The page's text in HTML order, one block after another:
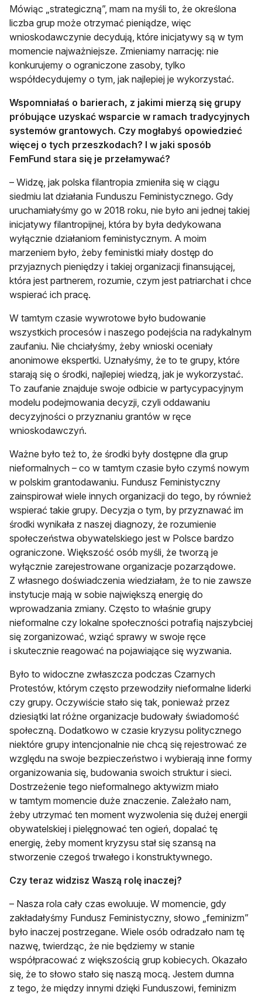
Mówiąc „strategiczną”, mam na myśli to, że określona
liczba grup może otrzymać pieniądze, więc
wnioskodawczynie decydują, które inicjatywy są w tym
momencie najważniejsze. Zmieniamy narrację: nie
konkurujemy o ograniczone zasoby, tylko
współdecydujemy o tym, jak najlepiej je wykorzystać.
Wspomniałaś o barierach, z jakimi mierzą się grupy
próbujące uzyskać wsparcie w ramach tradycyjnych
systemów grantowych. Czy mogłabyś opowiedzieć
więcej o tych przeszkodach? I w jaki sposób
FemFund stara się je przełamywać?
– Widzę, jak polska filantropia zmieniła się w ciągu
siedmiu lat działania Funduszu Feministycznego. Gdy
uruchamiałyśmy go w 2018 roku, nie było ani jednej takiej
inicjatywy filantropijnej, która by była dedykowana
wyłącznie działaniom feministycznym. A moim
marzeniem było, żeby feministki miały dostęp do
przyjaznych pieniędzy i takiej organizacji finansującej,
która jest partnerem, rozumie, czym jest patriarchat i chce
wspierać ich pracę.
W tamtym czasie wywrotowe było budowanie
wszystkich procesów i naszego podejścia na radykalnym
zaufaniu. Nie chciałyśmy, żeby wnioski oceniały
anonimowe ekspertki. Uznałyśmy, że to te grupy, które
starają się o środki, najlepiej wiedzą, jak je wykorzystać.
To zaufanie znajduje swoje odbicie w partycypacyjnym
modelu podejmowania decyzji, czyli oddawaniu
decyzyjności o przyznaniu grantów w ręce
wnioskodawczyń.
Ważne było też to, że środki były dostępne dla grup
nieformalnych – co w tamtym czasie było czymś nowym
w polskim grantodawaniu. Fundusz Feministyczny
zainspirował wiele innych organizacji do tego, by również
wspierać takie grupy. Decyzja o tym, by przyznawać im
środki wynikała z naszej diagnozy, że rozumienie
społeczeństwa obywatelskiego jest w Polsce bardzo
ograniczone. Większość osób myśli, że tworzą je
wyłącznie zarejestrowane organizacje pozarządowe.
Z własnego doświadczenia wiedziałam, że to nie zawsze
instytucje mają w sobie największą energię do
wprowadzania zmiany. Często to właśnie grupy
nieformalne czy lokalne społeczności potrafią najszybciej
się zorganizować, wziąć sprawy w swoje ręce
i skutecznie reagować na pojawiające się wyzwania.
Było to widoczne zwłaszcza podczas Czarnych
Protestów, którym często przewodziły nieformalne liderki
czy grupy. Oczywiście stało się tak, ponieważ przez
dziesiątki lat różne organizacje budowały świadomość
społeczną. Dodatkowo w czasie kryzysu politycznego
niektóre grupy intencjonalnie nie chcą się rejestrować ze
względu na swoje bezpieczeństwo i wybierają inne formy
organizowania się, budowania swoich struktur i sieci.
Dostrzeżenie tego nieformalnego aktywizm miało
w tamtym momencie duże znaczenie. Zależało nam,
żeby utrzymać ten moment wyzwolenia się dużej energii
obywatelskiej i pielęgnować ten ogień, dopalać tę
energię, żeby moment kryzysu stał się szansą na
stworzenie czegoś trwałego i konstruktywnego.
Czy teraz widzisz Waszą rolę inaczej?
– Nasza rola cały czas ewoluuje. W momencie, gdy
zakładałyśmy Fundusz Feministyczny, słowo „feminizm”
było inaczej postrzegane. Wiele osób odradzało nam tę
nazwę, twierdząc, że nie będziemy w stanie
współpracować z większością grup kobiecych. Okazało
się, że to słowo stało się naszą mocą. Jestem dumna
z tego, że między innymi dzięki Funduszowi, feminizm